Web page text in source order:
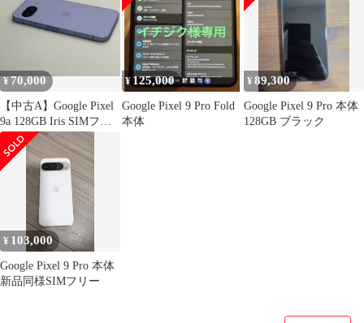
【349】
¥70,000
【中古A】Google Pixel
9a 128GB Iris SIMフリ
ー 白ロム
¥ 125,000
Google Pixel 9 Pro Fold
本体
¥89,300
Google Pixel 9 Pro 本体
128GB ブラック
¥ 103,000
Google Pixel 9 Pro 本体
新品同様SIMフリー